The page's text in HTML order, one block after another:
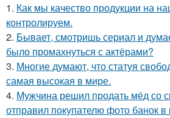
1. Как мы качество продукции на
контролируем.
2. Бывает, смотришь сериал и
было промахнуться с актёрами?
3. Многие думают, что статуя
самая высокая в мире.
4. Мужчина решил продать мёд со
отправил покупателю фото банок в